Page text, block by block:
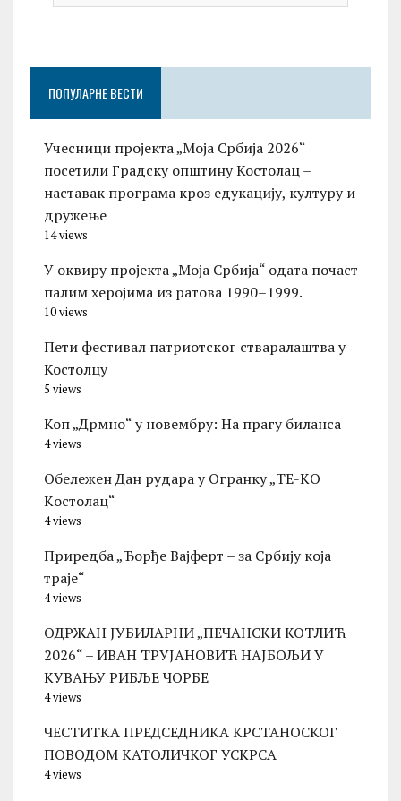
ПОПУЛАРНЕ ВЕСТИ
Учесници пројекта „Моја Србија 2026“
посетили Градску општину Костолац –
наставак програма кроз едукацију, културу и
дружење
14 views
У оквиру пројекта „Моја Србија“ одата почаст
палим херојима из ратова 1990–1999.
10 views
Пети фестивал патриотског стваралаштва у
Костолцу
5 views
Коп „Дрмно“ у новембру: На прагу биланса
4 views
Обележен Дан рудара у Огранку „ТЕ-KО
Kостолац“
4 views
Приредба „Ђорђе Вајферт – за Србију која
траје“
4 views
ОДРЖАН ЈУБИЛАРНИ „ПЕЧАНСКИ КОТЛИЋ
2026“ – ИВАН ТРУЈАНОВИЋ НАЈБОЉИ У
КУВАЊУ РИБЉЕ ЧОРБЕ
4 views
ЧЕСТИТКА ПРЕДСЕДНИКА КРСТАНОСКОГ
ПОВОДОМ КАТОЛИЧКОГ УСКРСА
4 views